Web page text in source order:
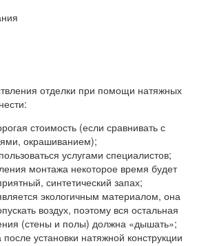
отделки при помощи натяжных
стоимость (если сравнивать с
окрашиванием);
услугами специалистов;
монтажа некоторое время будет
синтетический запах;
экологичным материалом, она
воздух, поэтому вся остальная
(стены и полы) должна «дышать»;
установки натяжной конструкции